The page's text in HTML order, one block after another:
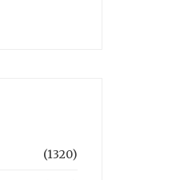
(1320)